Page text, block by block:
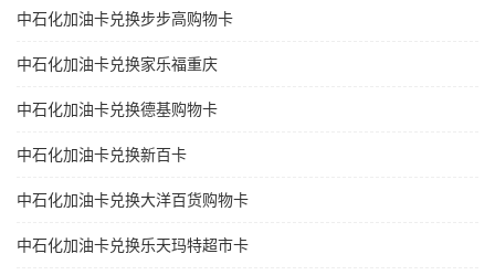
中石化加油卡兑换步步高购物卡
中石化加油卡兑换家乐福重庆
中石化加油卡兑换德基购物卡
中石化加油卡兑换新百卡
中石化加油卡兑换大洋百货购物卡
中石化加油卡兑换乐天玛特超市卡